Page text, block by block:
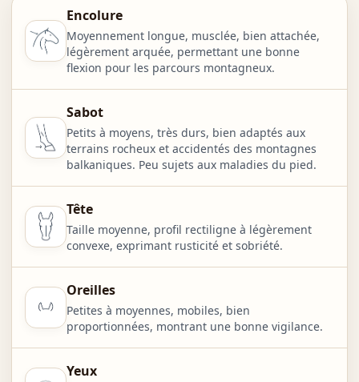
Encolure
Moyennement longue, musclée, bien attachée,
légèrement arquée, permettant une bonne
flexion pour les parcours montagneux.
Sabot
Petits à moyens, très durs, bien adaptés aux
terrains rocheux et accidentés des montagnes
balkaniques. Peu sujets aux maladies du pied.
Tête
Taille moyenne, profil rectiligne à légèrement
convexe, exprimant rusticité et sobriété.
Oreilles
Petites à moyennes, mobiles, bien
proportionnées, montrant une bonne vigilance.
Yeux